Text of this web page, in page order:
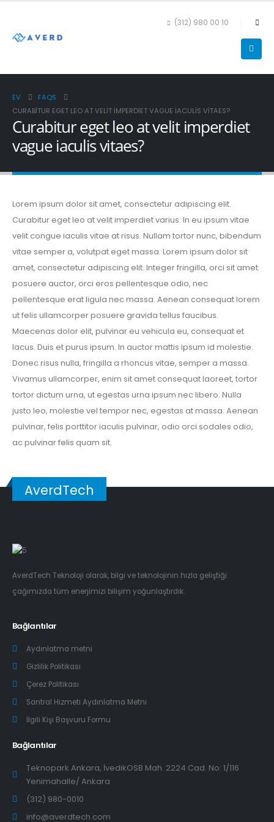
(312) 980 00 10
EV
FAQS
CURABITUR EGET LEO AT VELIT IMPERDIET VAGUE IACULIS VITAES?
Curabitur eget leo at velit imperdiet
vague iaculis vitaes?
Lorem ipsum dolor sit amet, consectetur adipiscing elit.
Curabitur eget leo at velit imperdiet varius. In eu ipsum vitae
velit congue iaculis vitae at risus. Nullam tortor nunc, bibendum
vitae semper a, volutpat eget massa. Lorem ipsum dolor sit
amet, consectetur adipiscing elit. Integer fringilla, orci sit amet
posuere auctor, orci eros pellentesque odio, nec
pellentesque erat ligula nec massa. Aenean consequat lorem
ut felis ullamcorper posuere gravida tellus faucibus.
Maecenas dolor elit, pulvinar eu vehicula eu, consequat et
lacus. Duis et purus ipsum. In auctor mattis ipsum id molestie.
Donec risus nulla, fringilla a rhoncus vitae, semper a massa.
Vivamus ullamcorper, enim sit amet consequat laoreet, tortor
tortor dictum urna, ut egestas urna ipsum nec libero. Nulla
justo leo, molestie vel tempor nec, egestas at massa. Aenean
pulvinar, felis porttitor iaculis pulvinar, odio orci sodales odio,
ac pulvinar felis quam sit.
AverdTech
AverdTech Teknoloji olarak, bilgi ve teknolojinin hızla geliştiği
çağımızda tüm enerjimizi bilişim yoğunlaştırdık.
Bağlantılar
Aydınlatma metni
Gizlilik Politikası
Çerez Politikası
Santral Hizmeti Aydınlatma Metni
İlgili Kişi Başvuru Formu
Bağlantılar
Teknopark Ankara, İvedikOSB Mah. 2224 Cad. No: 1/116
Yenimahalle/ Ankara
(312) 980-0010
info@averdtech.com